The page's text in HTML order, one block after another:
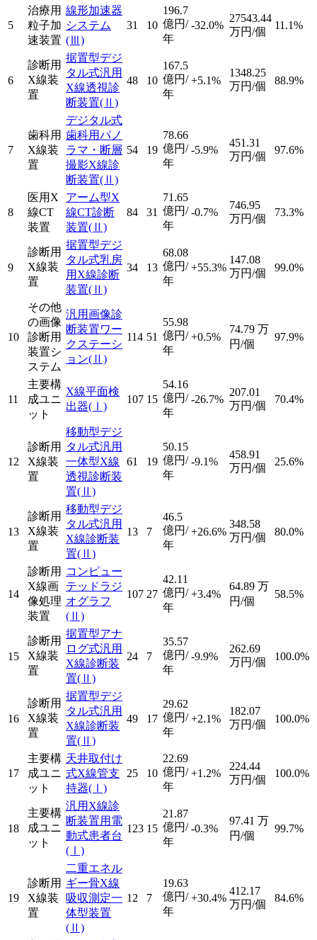
5
治療用
粒子加
速装置
線形加速器
システム
(Ⅲ)
31 10
196.7
億円/
年
-32.0%
27543.44
万円/個
11.1%
6
診断用
X線装
置
据置型デジ
タル式汎用
X線透視診
断装置(Ⅱ)
48 10
167.5
億円/
年
+5.1%
1348.25
万円/個
88.9%
7
歯科用
X線装
置
デジタル式
歯科用パノ
ラマ・断層
撮影X線診
断装置(Ⅱ)
54 19
78.66
億円/
年
-5.9%
451.31
万円/個
97.6%
8
医用X
線CT
装置
アーム型X
線CT診断
装置(Ⅱ)
84 31
71.65
億円/
年
-0.7%
746.95
万円/個
73.3%
9
診断用
X線装
置
据置型デジ
タル式乳房
用X線診断
装置(Ⅱ)
34 13
68.08
億円/
年
+55.3%
147.08
万円/個
99.0%
10
その他
の画像
診断用
装置シ
ステム
汎用画像診
断装置ワー
クステーシ
ョン(Ⅱ)
114 51
55.98
億円/
年
+0.5%
74.79 万
円/個
97.9%
11
主要構
成ユニ
ット
X線平面検
出器(Ⅰ)
107 15
54.16
億円/
年
-26.7%
207.01
万円/個
70.4%
12
診断用
X線装
置
移動型デジ
タル式汎用
一体型X線
透視診断装
置(Ⅱ)
61 19
50.15
億円/
年
-9.1%
458.91
万円/個
25.6%
13
診断用
X線装
置
移動型デジ
タル式汎用
X線診断装
置(Ⅱ)
13 7
46.5
億円/
年
+26.6%
348.58
万円/個
80.0%
14
診断用
X線画
像処理
装置
コンピュー
テッドラジ
オグラフ
(Ⅱ)
107 27
42.11
億円/
年
+3.4%
64.89 万
円/個
58.5%
15
診断用
X線装
置
据置型アナ
ログ式汎用
X線診断装
置(Ⅱ)
24 7
35.57
億円/
年
-9.9%
262.69
万円/個
100.0%
16
診断用
X線装
置
据置型デジ
タル式汎用
X線診断装
置(Ⅱ)
49 17
29.62
億円/
年
+2.1%
182.07
万円/個
100.0%
17
主要構
成ユニ
ット
天井取付け
式X線管支
持器(Ⅰ)
25 10
22.69
億円/
年
+1.2%
224.44
万円/個
100.0%
18
主要構
成ユニ
ット
汎用X線診
断装置用電
動式患者台
(Ⅰ)
123 15
21.87
億円/
年
-0.3%
97.41 万
円/個
99.7%
19
診断用
X線装
置
二重エネル
ギー骨X線
吸収測定一
体型装置
(Ⅱ)
12 7
19.63
億円/
年
+30.4%
412.17
万円/個
84.6%